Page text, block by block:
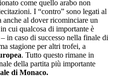
come quello arabo non
I “contro” sono legati al
al dover ricominciare un
cui qualcosa di importante è
in caso di successo nella finale di
stagione per altri trofei, a
. Tutto questo rimane in
della partita più importante
di Monaco.